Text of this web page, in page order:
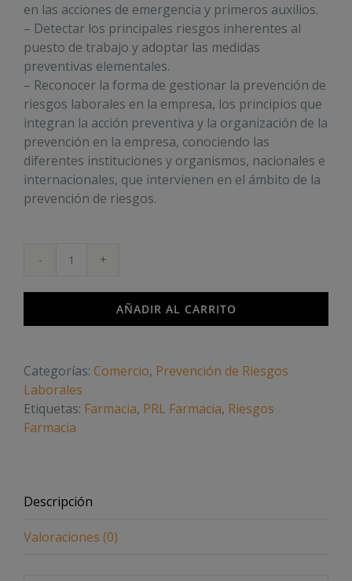
en las acciones de emergencia y primeros auxilios.
– Detectar los principales riesgos inherentes al
puesto de trabajo y adoptar las medidas
preventivas elementales.
– Reconocer la forma de gestionar la prevención de
riesgos laborales en la empresa, los principios que
integran la acción preventiva y la organización de la
prevención en la empresa, conociendo las
diferentes instituciones y organismos, nacionales e
internacionales, que intervienen en el ámbito de la
prevención de riesgos.
Prevención
Laborales
el
Sector
Farmacia.
cantidad
AÑADIR AL CARRITO
Categorías: Comercio, Prevención de Riesgos
Laborales
Etiquetas: Farmacia, PRL Farmacia, Riesgos
Farmacia
Descripción
Valoraciones (0)